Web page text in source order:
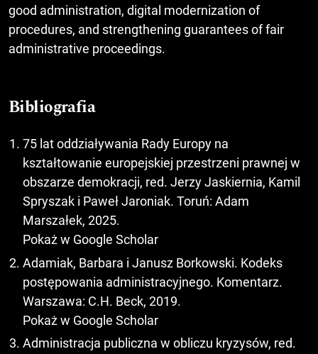
good administration, digital modernization of
procedures, and strengthening guarantees of fair
administrative proceedings.
Bibliografia
75 lat oddziaływania Rady Europy na
kształtowanie europejskiej przestrzeni prawnej w
obszarze demokracji, red. Jerzy Jaskiernia, Kamil
Spryszak i Paweł Jaroniak. Toruń: Adam
Marszałek, 2025.
Pokaż w Google Scholar
Adamiak, Barbara i Janusz Borkowski. Kodeks
postępowania administracyjnego. Komentarz.
Warszawa: C.H. Beck, 2019.
Pokaż w Google Scholar
Administracja publiczna w obliczu kryzysów, red.